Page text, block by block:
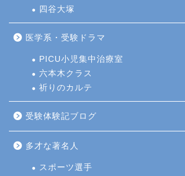
四谷大塚
医学系・受験ドラマ
PICU小児集中治療室
六本木クラス
祈りのカルテ
受験体験記ブログ
多才な著名人
スポーツ選手